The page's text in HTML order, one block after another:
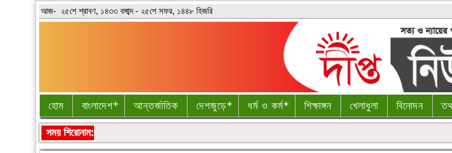
আজ- ২৫শে শ্রাবণ, ১৪৩৩ বঙ্গাব্দ - ২৫শে সফর, ১৪৪৮ হিজরি
হোম বাংলাদেশ আন্তর্জাতিক দেশজুড়ে ধর্ম ও কর্ম শিক্ষাঙ্গন খেলাধুলা বিনোদন
সময় শিরোনাম: